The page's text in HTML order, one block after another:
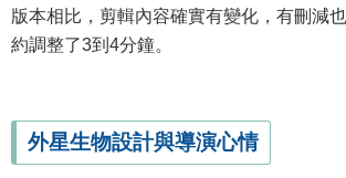
版本相比，剪輯內容確實有變化，有刪減
約調整了3到4分鐘。
外星生物設計與導演心情